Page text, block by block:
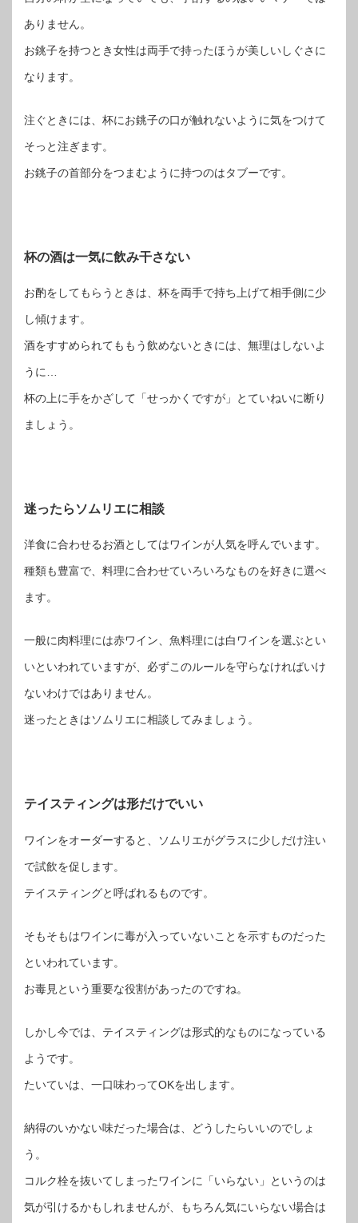
ありません。
お銚子を持つとき女性は両手で持ったほうが美しいしぐさに
なります。
注ぐときには、杯にお銚子の口が触れないように気をつけて
そっと注ぎます。
お銚子の首部分をつまむように持つのはタブーです。
杯の酒は一気に飲み干さない
お酌をしてもらうときは、杯を両手で持ち上げて相手側に少
し傾けます。
酒をすすめられてももう飲めないときには、無理はしないよ
うに…
杯の上に手をかざして「せっかくですが」とていねいに断り
ましょう。
迷ったらソムリエに相談
洋食に合わせるお酒としてはワインが人気を呼んでいます。
種類も豊富で、料理に合わせていろいろなものを好きに選べ
ます。
一般に肉料理には赤ワイン、魚料理には白ワインを選ぶとい
いといわれていますが、必ずこのルールを守らなければいけ
ないわけではありません。
迷ったときはソムリエに相談してみましょう。
テイスティングは形だけでいい
ワインをオーダーすると、ソムリエがグラスに少しだけ注い
で試飲を促します。
テイスティングと呼ばれるものです。
そもそもはワインに毒が入っていないことを示すものだった
といわれています。
お毒見という重要な役割があったのですね。
しかし今では、テイスティングは形式的なものになっている
ようです。
たいていは、一口味わってOKを出します。
納得のいかない味だった場合は、どうしたらいいのでしょ
う。
コルク栓を抜いてしまったワインに「いらない」というのは
気が引けるかもしれませんが、もちろん気にいらない場合は